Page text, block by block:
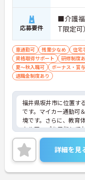
応募要件
■介護
T限定
車通勤可 残業少なめ 住宅
資格取得サポート
研修制度
夏～秋入職可
ボーナス・賞
退職金制度あり
福井県坂井市に位置す
です。マイカー通勤可
境です。さらに、教育
キルアップを目指して
る方には、面接対策ポ
案内しますのでお気軽
詳細を見